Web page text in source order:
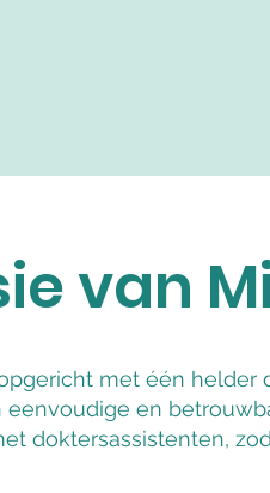
van
met één helder
eenvoudige en
doktersassistenten,